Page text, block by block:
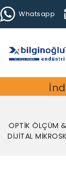
Whatsapp
OPTİK ÖLÇÜM
DİJİTAL